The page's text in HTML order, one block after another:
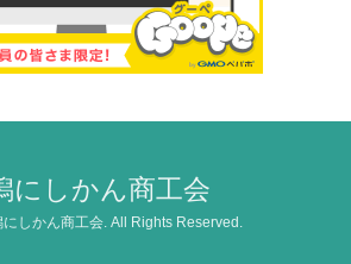
にしかん商工会
にしかん商工会. All Rights Reserved.